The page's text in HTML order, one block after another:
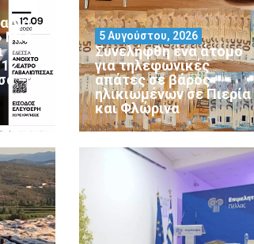
–
Συνελήφθη ένα άτομο
για τηλεφωνικές
απάτες σε βάρος
ηλικιωμένων σε Πιερία
και Φλώρινα
5 Αυγούστου, 2026